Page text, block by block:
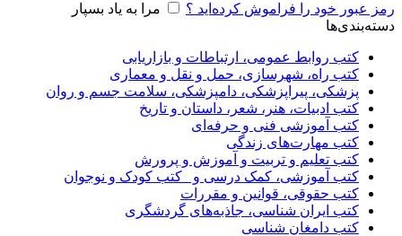
رمز عبور خود را فراموش کرده‌اید ؟
مرا به یاد بسپار
دسته‌بندی‌ها
کتب روابط عمومی، ارتباطات و بازاریابی
کتب راه، شهرسازی، حمل و نقل و معماری
پزشکی، پیراپزشکی، دامپزشکی، سلامت جسم و روان
کتب ادبیات، هنر، شعر، داستان و تاریخ
کتب آموزشی فنی و حرفه‌ای
کتب مهارت‌های زندگی
کتب تعلیم و تربیت و آموزش و پرورش
کتب آموزشی، کمک درسی و _کتب کودک و نوجوان
کتب حقوقی، قوانین و مقررات
کتب ایران شناسی، جاذبه‌های گردشگری
کتب دامغان شناسی